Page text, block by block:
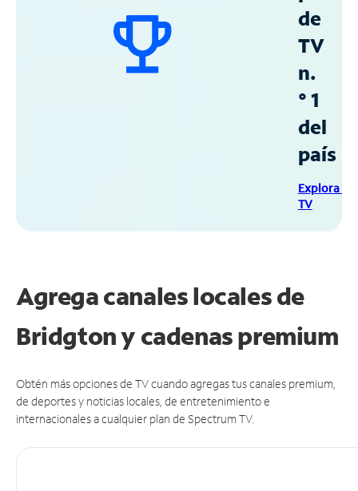
de
TV
n.
° 1
del
país
Explora
TV
Agrega canales locales de
Bridgton y cadenas premium
Obtén más opciones de TV cuando agregas tus canales premium,
de deportes y noticias locales, de entretenimiento e
internacionales a cualquier plan de Spectrum TV.